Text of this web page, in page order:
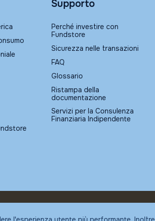
Supporto
Perché investire con
Fundstore
Sicurezza nelle transazioni
FAQ
Glossario
Ristampa della
documentazione
Servizi per la Consulenza
Finanziaria Indipendente